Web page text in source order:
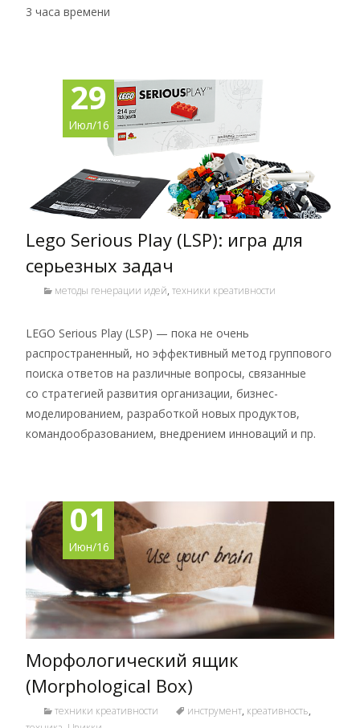
3 часа времени
29
Июл/16
Lego Serious Play (LSP): игра для
серьезных задач
методы генерации идей, техники креативности
LEGO Serious Play (LSP) — пока не очень
распространенный, но эффективный метод группового
поиска ответов на различные вопросы, связанные
со стратегией развития организации, бизнес-
моделированием, разработкой новых продуктов,
командообразованием, внедрением инноваций и пр.
01
Июн/16
Морфологический ящик
(Morphological Box)
техники креативности инструмент, креативность,